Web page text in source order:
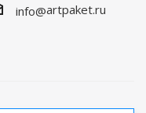
info@artpaket.ru